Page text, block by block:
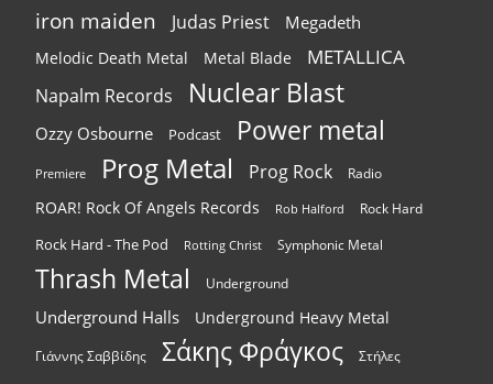
iron maiden Judas Priest Megadeth
Melodic Death Metal Metal Blade METALLICA
Napalm Records Nuclear Blast
Ozzy Osbourne Podcast Power metal
Premiere Prog Metal Prog Rock Radio
ROAR! Rock Of Angels Records Rob Halford Rock Hard
Rock Hard - The Pod Rotting Christ Symphonic Metal
Thrash Metal Underground
Underground Halls Underground Heavy Metal
Γιάννης Σαββίδης Σάκης Φράγκος Στήλες